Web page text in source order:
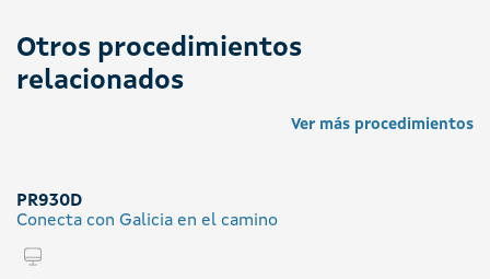
Otros procedimientos
relacionados
Ver más procedimientos
PR930D
Conecta con Galicia en el camino
Tramitar en línea